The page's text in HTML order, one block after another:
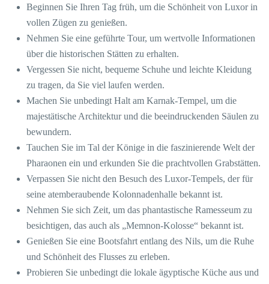
Beginnen Sie Ihren Tag früh, um die Schönheit von Luxor in
vollen Zügen zu genießen.
Nehmen Sie eine geführte Tour, um wertvolle Informationen
über die historischen Stätten zu erhalten.
Vergessen Sie nicht, bequeme Schuhe und leichte Kleidung
zu tragen, da Sie viel laufen werden.
Machen Sie unbedingt Halt am Karnak-Tempel, um die
majestätische Architektur und die beeindruckenden Säulen zu
bewundern.
Tauchen Sie im Tal der Könige in die faszinierende Welt der
Pharaonen ein und erkunden Sie die prachtvollen Grabstätten.
Verpassen Sie nicht den Besuch des Luxor-Tempels, der für
seine atemberaubende Kolonnadenhalle bekannt ist.
Nehmen Sie sich Zeit, um das phantastische Ramesseum zu
besichtigen, das auch als „Memnon-Kolosse“ bekannt ist.
Genießen Sie eine Bootsfahrt entlang des Nils, um die Ruhe
und Schönheit des Flusses zu erleben.
Probieren Sie unbedingt die lokale ägyptische Küche aus und